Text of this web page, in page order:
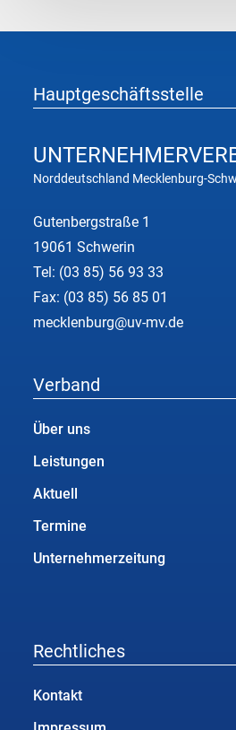
Hauptgeschäftsstelle
UNTERNEHMER
Norddeutschland Mecklenburg-
Gutenbergstraße 1
19061 Schwerin
Tel: (03 85) 56 93 33
Fax: (03 85) 56 85 01
mecklenburg@uv-mv.de
Verband
Über uns
Leistungen
Aktuell
Termine
Unternehmerzeitung
Rechtliches
Kontakt